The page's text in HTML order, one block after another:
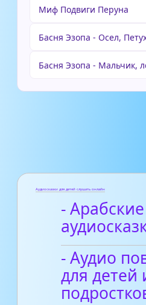
Миф Подвиги Перуна
Басня Эзопа - Осел,
Басня Эзопа - Мальчик,
Аудиосказки для детей слушать онлайн
- Арабские
- Аудио
для детей